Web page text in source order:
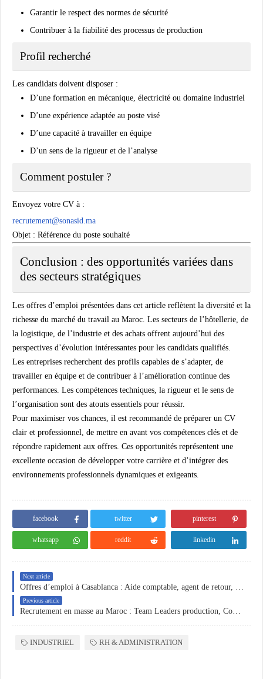
Garantir le respect des normes de sécurité
Contribuer à la fiabilité des processus de production
Profil recherché
Les candidats doivent disposer :
D’une formation en mécanique, électricité ou domaine industriel
D’une expérience adaptée au poste visé
D’une capacité à travailler en équipe
D’un sens de la rigueur et de l’analyse
Comment postuler ?
Envoyez votre CV à :
recrutement@sonasid.ma
Objet : Référence du poste souhaité
Conclusion : des opportunités variées dans
des secteurs stratégiques
Les offres d’emploi présentées dans cet article reflètent la diversité et la
richesse du marché du travail au Maroc. Les secteurs de l’hôtellerie, de
la logistique, de l’industrie et des achats offrent aujourd’hui des
perspectives d’évolution intéressantes pour les candidats qualifiés.
Les entreprises recherchent des profils capables de s’adapter, de
travailler en équipe et de contribuer à l’amélioration continue des
performances. Les compétences techniques, la rigueur et le sens de
l’organisation sont des atouts essentiels pour réussir.
Pour maximiser vos chances, il est recommandé de préparer un CV
clair et professionnel, de mettre en avant vos compétences clés et de
répondre rapidement aux offres. Ces opportunités représentent une
excellente occasion de développer votre carrière et d’intégrer des
environnements professionnels dynamiques et exigeants.
facebook twitter pinterest
whatsapp reddit linkedin
Next article
Previous article
INDUSTRIEL RH & ADMINISTRATION